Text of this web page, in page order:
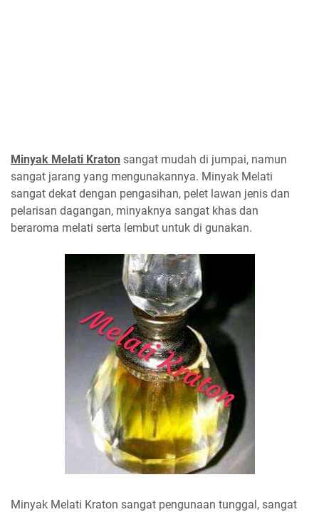
Minyak Melati Kraton sangat mudah di jumpai, namun
sangat jarang yang mengunakannya. Minyak Melati
sangat dekat dengan pengasihan, pelet lawan jenis dan
pelarisan dagangan, minyaknya sangat khas dan
beraroma melati serta lembut untuk di gunakan.
Minyak Melati Kraton sangat pengunaan tunggal, sangat